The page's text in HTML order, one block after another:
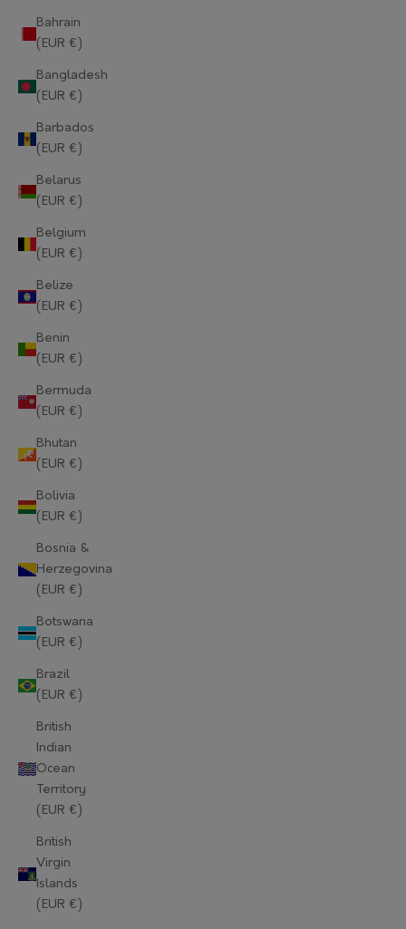
Bahrain
(EUR €)
Bangladesh
(EUR €)
Barbados
(EUR €)
Belarus
(EUR €)
Belgium
(EUR €)
Belize
(EUR €)
Benin
(EUR €)
Bermuda
(EUR €)
Bhutan
(EUR €)
Bolivia
(EUR €)
Bosnia &
Herzegovina
(EUR €)
Botswana
(EUR €)
Brazil
(EUR €)
British
Indian
Ocean
Territory
(EUR €)
British
Virgin
Islands
(EUR €)